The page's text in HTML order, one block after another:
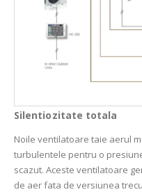
Silentiozitate totala
Noile ventilatoare taie aerul
turbulentele pentru o
scazut. Aceste ventilatoare
de aer fata de versiunea